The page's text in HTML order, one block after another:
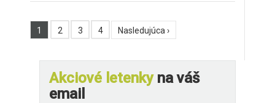
1 2 3 4 Nasledujúca ›
Akciové letenkyna váš
email